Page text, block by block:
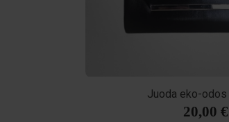
Juoda eko-odos
20,00 €